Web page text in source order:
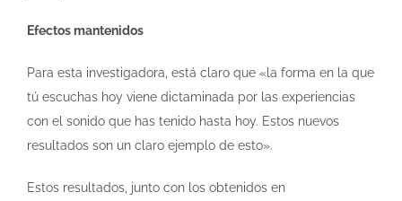
Efectos mantenidos
Para esta investigadora, está claro que «la forma en la que
tú escuchas hoy viene dictaminada por las experiencias
con el sonido que has tenido hasta hoy. Estos nuevos
resultados son un claro ejemplo de esto».
Estos resultados, junto con los obtenidos en